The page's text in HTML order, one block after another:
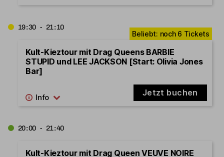
19:30 - 21:10
Kult-Kieztour mit Drag Queens BARBIE
STUPID und LEE JACKSON [Start: Olivia Jones
Bar]
Jetzt buchen
20:00 - 21:40
Kult-Kieztour mit Drag Queen VEUVE NOIRE